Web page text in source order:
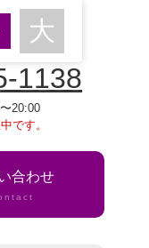
1138
20:00
です。
合わせ